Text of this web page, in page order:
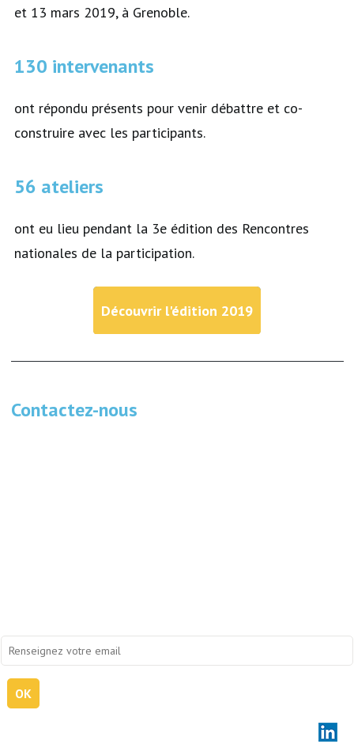
et 13 mars 2019, à Grenoble.
130 intervenants
ont répondu présents pour venir débattre et co-
construire avec les participants.
56 ateliers
ont eu lieu pendant la 3e édition des Rencontres
nationales de la participation.
Découvrir l'édition 2019
Contactez-nous
OK